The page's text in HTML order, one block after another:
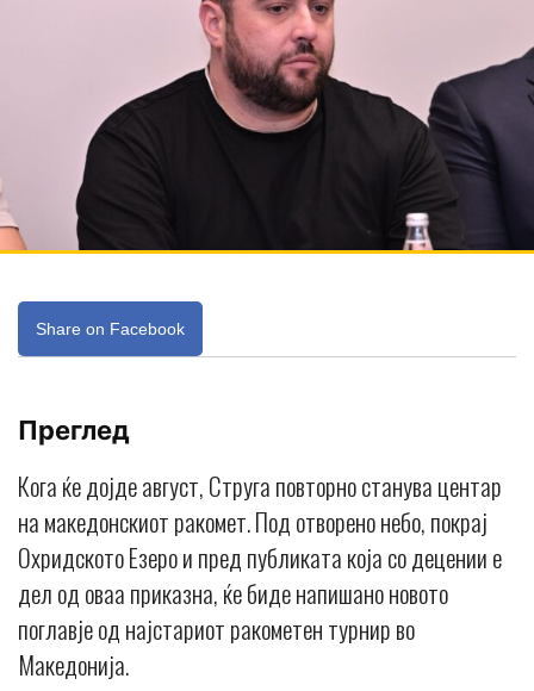
Share on Facebook
Преглед
Кога ќе дојде август, Струга повторно станува центар
на македонскиот ракомет. Под отворено небо, покрај
Охридското Езеро и пред публиката која со децении е
дел од оваа приказна, ќе биде напишано новото
поглавје од најстариот ракометен турнир во
Македонија.